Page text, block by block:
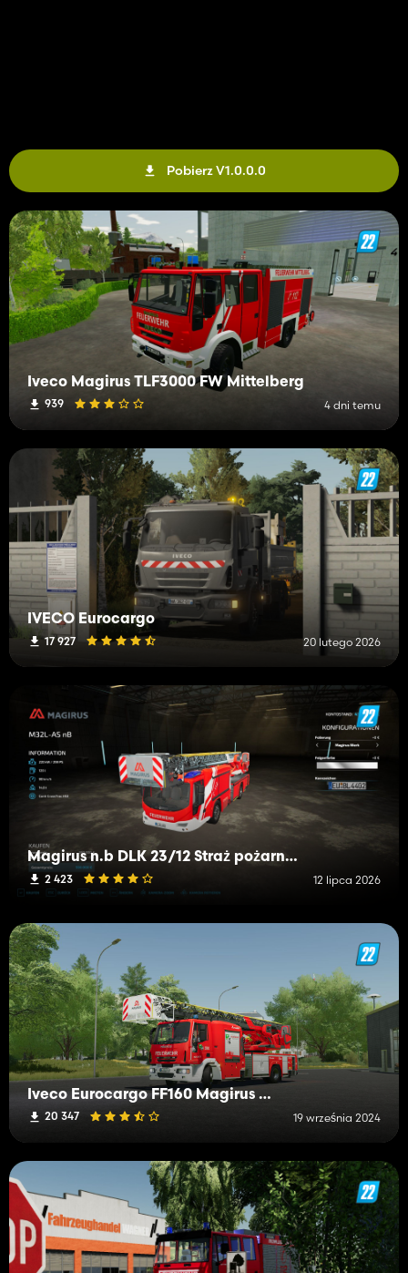
Pobierz V1.0.0.0
Iveco Magirus TLF3000 FW Mittelberg
939 4 dni temu
IVECO Eurocargo
17 927 20 lutego 2026
Magirus n.b DLK 23/12 Straż pożarna Mittelberg
2 423 12 lipca 2026
Iveco Eurocargo FF160 Magirus DLK M32L-A
20 347 19 września 2024